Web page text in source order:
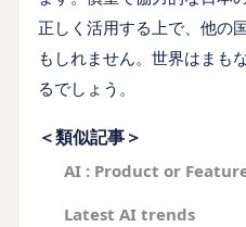
正しく活用する上で、他の
もしれません。世界はまも
るでしょう。
＜類似記事＞
AI : Product or
Latest AI trends